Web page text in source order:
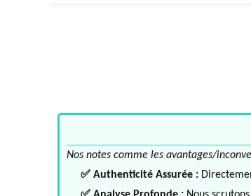
Nos notes comme les avantages/
✅ Authenticité Assurée :